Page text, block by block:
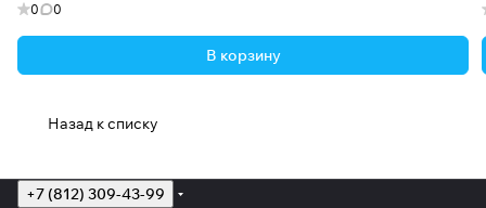
0 0
В корзину
Назад к списку
+7 (812) 309-43-99